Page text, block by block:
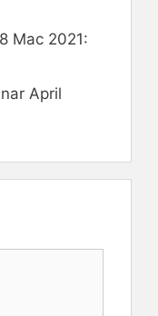
Mac 2021:
April